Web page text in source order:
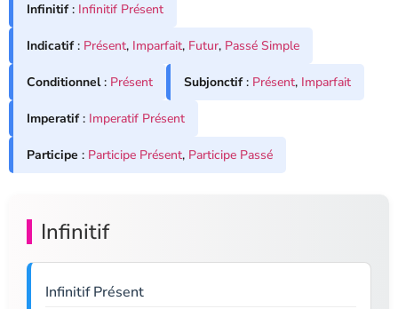
Infinitif: Infinitif Présent
Indicatif: Présent, Imparfait, Futur, Passé Simple
Conditionnel: Présent Subjonctif: Présent, Imparfait
Imperatif: Imperatif Présent
Participe : Participe Présent, Participe Passé
Infinitif
Infinitif Présent